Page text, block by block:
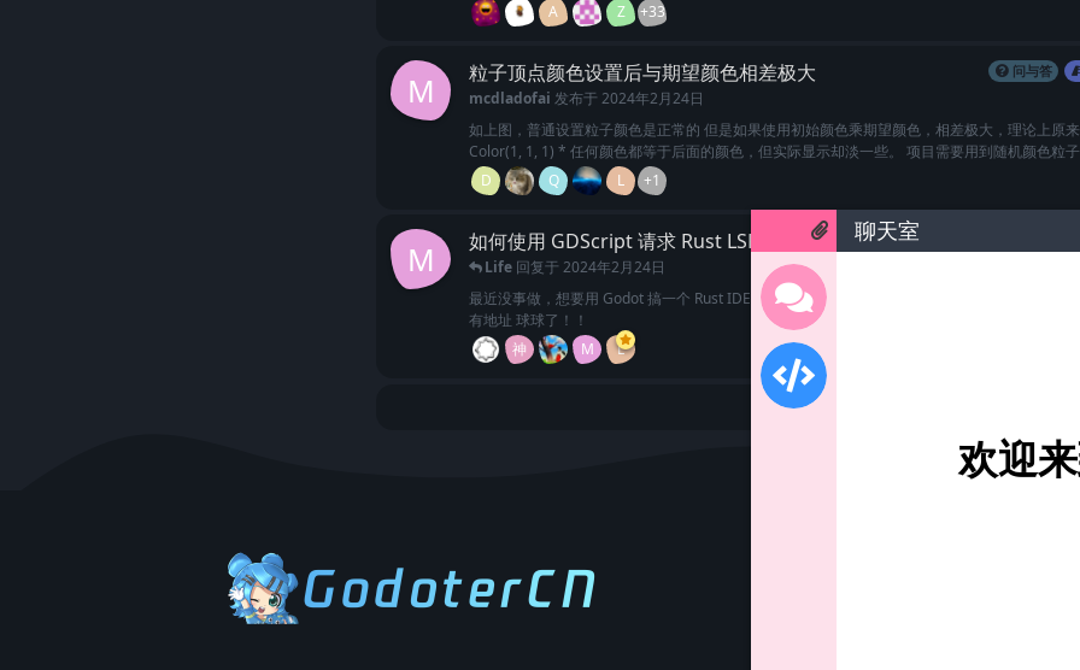
A
Z +33
M 粒子顶点颜色设置后与期望颜色相差极大 问与答
mcdladofai 发布于 2024年2月24日
如上图，普通设置粒子颜色是正常的 但是如果使用初始颜色乘期望颜色，相差极大，理论上原
Color(1, 1, 1) * 任何颜色都等于后面的颜色，但实际显示却淡一些。 项目需要用到随机颜色粒
D
Q L +1
M 如何使用 GDScript 请求 Rust LSP？
Life 回复于 2024年2月24日
最近没事做，想要用 Godot 搞一个 Rust IDE，但是不知道怎么请求 Rust LSP,应该是用
有地址 球球了！！
神
M L
加载更多
聊天室
欢迎